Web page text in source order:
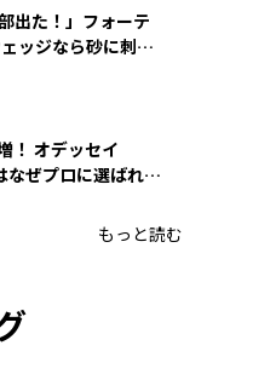
出た！」フォーテ
ッジなら砂に刺さ
！ オデッセイ
なぜプロに選ばれる
もっと読む